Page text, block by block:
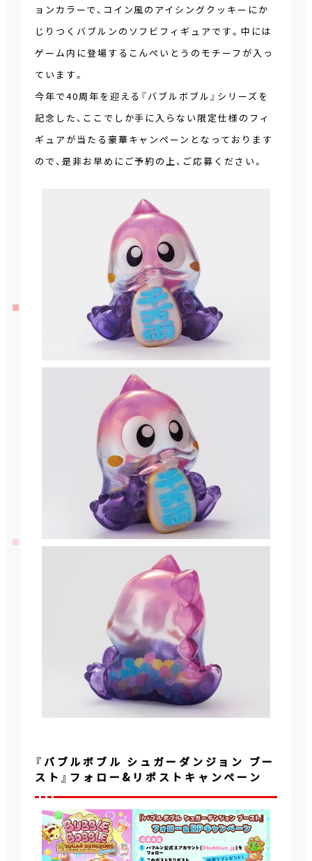
ョンカラーで、コイン風のアイシングクッキーにか
じりつくバブルンのソフビフィギュアです。中には
ゲーム内に登場するこんぺいとうのモチーフが入っ
ています。
今年で40周年を迎える『バブルボブル』シリーズを
記念した、ここでしか手に入らない限定仕様のフィ
ギュアが当たる豪華キャンペーンとなっております
ので、是非お早めにご予約の上、ご応募ください。
『バブルボブル シュガーダンジョン ブー
スト』フォロー&リポストキャンペーン